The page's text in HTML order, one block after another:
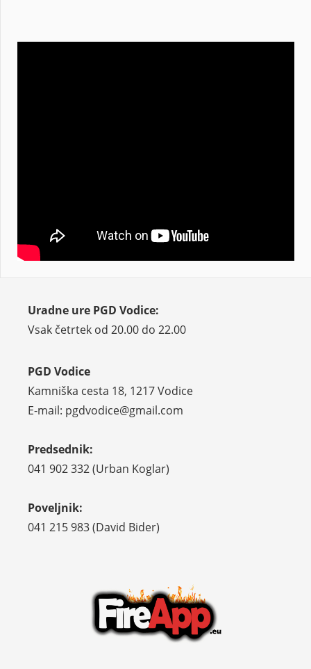
Uradne ure PGD Vodice:
Vsak četrtek od 20.00 do 22.00
PGD Vodice
Kamniška cesta 18, 1217 Vodice
E-mail: pgdvodice@gmail.com
Predsednik:
041 902 332 (Urban Koglar)
Poveljnik:
041 215 983 (David Bider)